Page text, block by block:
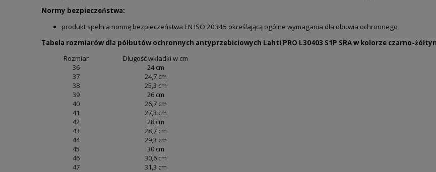
Normy bezpieczeństwa:
produkt spełnia normę bezpieczeństwa EN ISO 20345 określającą ogólne wymagania dla obuwia ochronnego
Tabela rozmiarów dla półbutów ochronnych antyprzebiciowych Lahti PRO L30403 S1P SRA w kolorze czarno-
Rozmiar
Długość wkładki w cm
36
24 cm
37
24,7 cm
38
25,3 cm
39
26 cm
40
26,7 cm
41
27,3 cm
42
28 cm
43
28,7 cm
44
29,3 cm
45
30 cm
46
30,6 cm
47
31,3 cm